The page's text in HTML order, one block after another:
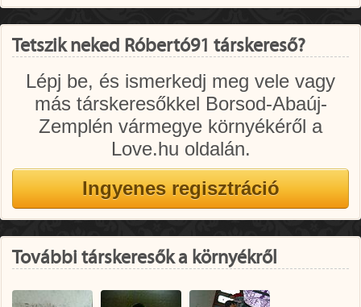
Tetszik neked Róbertó91 társkereső?
Lépj be, és ismerkedj meg vele vagy
más társkeresőkkel Borsod-Abaúj-
Zemplén vármegye környékéről a
Love.hu oldalán.
További társkeresők a környékről